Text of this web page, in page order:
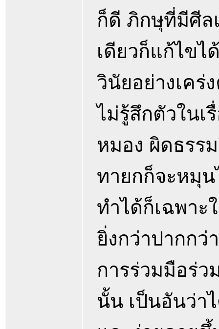
ก็ดี ภิกษุที่มีศีล
เดียวก็แก้ไขไ
วินัยอย่างเคร่
ไม่รู้สึกตัวในเ
หมอง ผิดธรร
ทายกก็จะหมุ
ทำได้ก็เฉพาะ
ยิ่งกว่าปากกว่
การร่วมมือร่
นั้น เป็นอันว่า